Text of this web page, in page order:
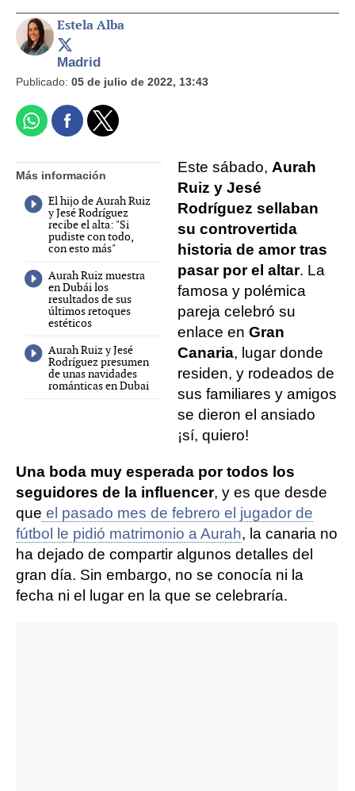
Estela Alba
Madrid
Publicado: 05 de julio de 2022, 13:43
Más información
El hijo de Aurah Ruiz
y Jesé Rodríguez
recibe el alta: "Si
pudiste con todo,
con esto más"
Aurah Ruiz muestra
en Dubái los
resultados de sus
últimos retoques
estéticos
Aurah Ruiz y Jesé
Rodríguez presumen
de unas navidades
románticas en Dubai
Este sábado, Aurah
Ruiz y Jesé
Rodríguez sellaban
su controvertida
historia de amor tras
pasar por el altar. La
famosa y polémica
pareja celebró su
enlace en Gran
Canaria, lugar donde
residen, y rodeados de
sus familiares y amigos
se dieron el ansiado
¡sí, quiero!
Una boda muy esperada por todos los
seguidores de la influencer, y es que desde
que el pasado mes de febrero el jugador de
fútbol le pidió matrimonio a Aurah, la canaria no
ha dejado de compartir algunos detalles del
gran día. Sin embargo, no se conocía ni la
fecha ni el lugar en la que se celebraría.